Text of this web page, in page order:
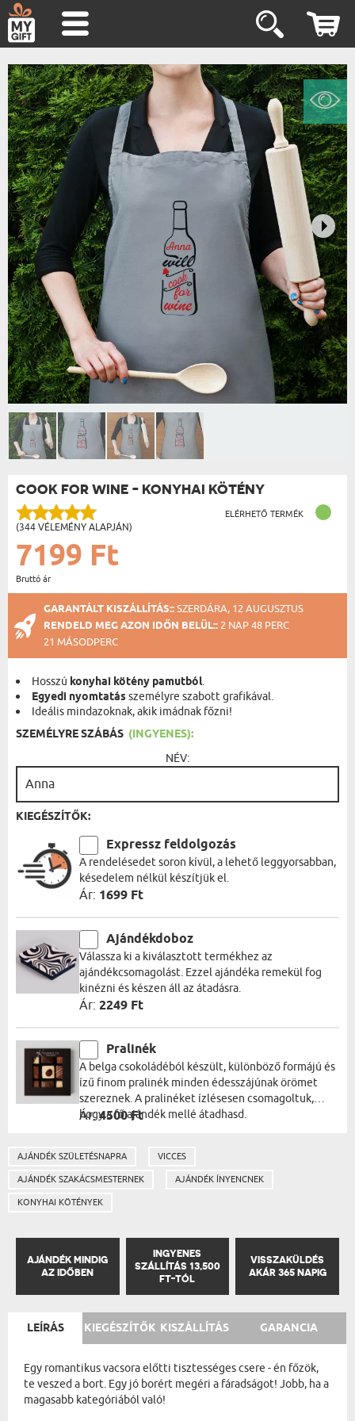
COOK FOR WINE - KONYHAI KÖTÉNY
(344 VÉLEMÉNY ALAPJÁN)
ELÉRHETŐ TERMÉK
7199 Ft
Bruttó ár
GARANTÁLT KISZÁLLÍTÁS::SZERDÁRA, 12 AUGUSZTUS
RENDELD MEG AZON IDŐN BELÜL:: 2 NAP 48 PERC
21 MÁSODPERC
Hosszú konyhai kötény pamutból.
Egyedi nyomtatásszemélyre szabott grafikával.
Ideális mindazoknak, akik imádnak főzni!
SZEMÉLYRE SZÁBÁS (INGYENES):
NÉV:
KIEGÉSZÍTŐK:
Expressz feldolgozás
A rendelésedet soron kívül, a lehető leggyorsabban,
késedelem nélkül készítjük el.
Ár: 1699 Ft
Ajándékdoboz
Válassza ki a kiválasztott termékhez az
ajándékcsomagolást. Ezzel ajándéka remekül fog
kinézni és készen áll az átadásra.
Ár: 2249 Ft
Pralinék
A belga csokoládéból készült, különböző formájú és
ízű finom pralinék minden édesszájúnak örömet
szereznek. A pralinéket ízlésesen csomagoltuk,
hogy a fő ajándék mellé átadhasd.
Ár:4500 Ft
AJÁNDÉK SZÜLETÉSNAPRA VICCES
AJÁNDÉK SZAKÁCSMESTERNEK AJÁNDÉK ÍNYENCNEK
KONYHAI KÖTÉNYEK
AJÁNDÉK MINDIG
AZ IDŐBEN
INGYENES
SZÁLLÍTÁS 13,500
FT-TÓL
VISSZAKÜLDÉS
AKÁR 365 NAPIG
LEÍRÁS KIEGÉSZÍTŐK KISZÁLLÍTÁS GARANCIA
Egy romantikus vacsora előtti tisztességes csere - én főzök,
te veszed a bort. Egy jó borért megéri a fáradságot! Jobb, ha a
magasabb kategóriából való!